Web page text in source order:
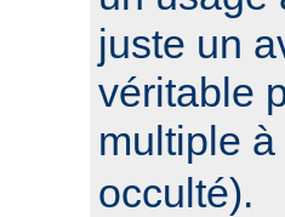
juste un
véritable
multiple à
occulté).